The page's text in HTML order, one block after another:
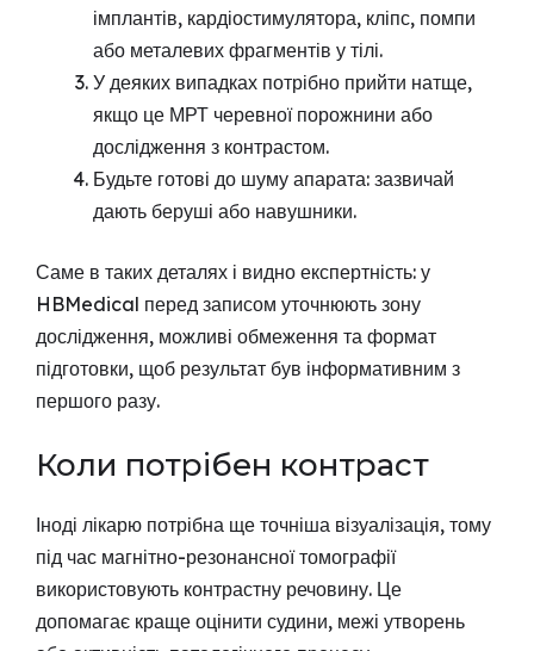
імплантів, кардіостимулятора, кліпс, помпи
або металевих фрагментів у тілі.
У деяких випадках потрібно прийти натще,
якщо це МРТ черевної порожнини або
дослідження з контрастом.
Будьте готові до шуму апарата: зазвичай
дають беруші або навушники.
Саме в таких деталях і видно експертність: у
HBMedical перед записом уточнюють зону
дослідження, можливі обмеження та формат
підготовки, щоб результат був інформативним з
першого разу.
Коли потрібен контраст
Іноді лікарю потрібна ще точніша візуалізація, тому
під час магнітно-резонансної томографії
використовують контрастну речовину. Це
допомагає краще оцінити судини, межі утворень